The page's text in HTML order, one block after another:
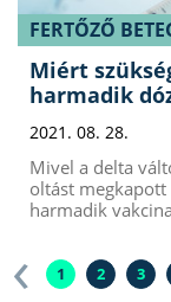
FERTŐZŐ
Miért
harmadik
2021. 08. 28.
Mivel a delta
oltást megkapott
harmadik
‹ 1 2 3